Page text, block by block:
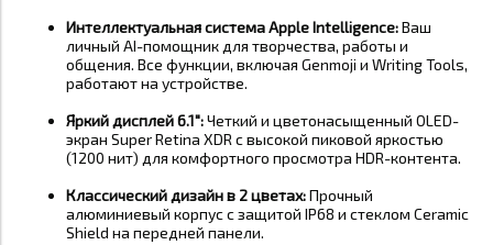
Интеллектуальная система Apple Intelligence:Ваш
личный AI-помощник для творчества, работы и
общения. Все функции, включая Genmoji и Writing Tools,
работают на устройстве.
Яркий дисплей 6.1":Четкий и цветонасыщенный OLED-
экран Super Retina XDR с высокой пиковой яркостью
(1200 нит) для комфортного просмотра HDR-контента.
Классический дизайн в 2 цветах:Прочный
алюминиевый корпус с защитой IP68 и стеклом Ceramic
Shield на передней панели.